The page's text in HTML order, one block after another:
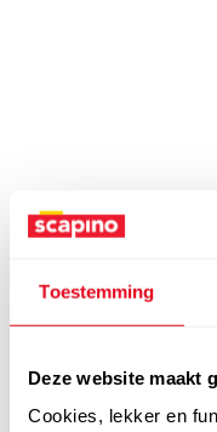
Toestemming
Deze website maakt
Cookies, lekker en